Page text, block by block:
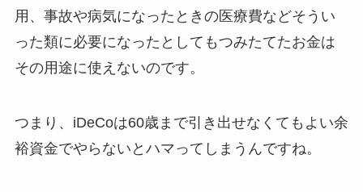
用、事故や病気になったときの医療費などそうい
った類に必要になったとしてもつみたてたお金は
その用途に使えないのです。
つまり、iDeCoは60歳まで引き出せなくてもよい余
裕資金でやらないとハマってしまうんですね。